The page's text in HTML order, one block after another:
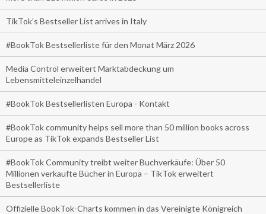
TikTok’s Bestseller List arrives in Italy
#BookTok Bestsellerliste für den Monat März 2026
Media Control erweitert Marktabdeckung um
Lebensmitteleinzelhandel
#BookTok Bestsellerlisten Europa - Kontakt
#BookTok community helps sell more than 50 million books across
Europe as TikTok expands Bestseller List
#BookTok Community treibt weiter Buchverkäufe: Über 50
Millionen verkaufte Bücher in Europa – TikTok erweitert
Bestsellerliste
Offizielle BookTok-Charts kommen in das Vereinigte Königreich